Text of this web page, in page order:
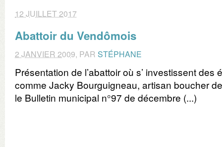
12 JUILLET 2017
Abattoir du Vendômois
2 JANVIER 2009, PAR STÉPHANE
Présentation de l’abattoir où s’ investissent
comme Jacky Bourguigneau, artisan boucher
le Bulletin municipal n°97 de décembre (...)